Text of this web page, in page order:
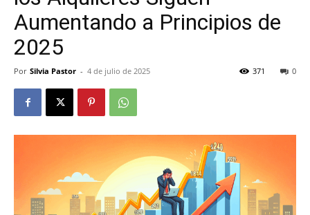
Aumentando a Principios de
2025
Por Silvia Pastor - 4 de julio de 2025 0
371